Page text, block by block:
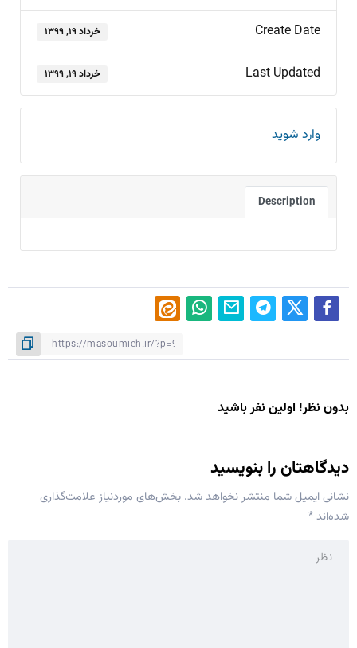
Create Date خرداد ۱۹, ۱۳۹۹
Last Updated خرداد ۱۹, ۱۳۹۹
وارد شوید
Description
بدون نظر! اولین نفر باشید
دیدگاهتان را بنویسید
نشانی ایمیل شما منتشر نخواهد شد. بخش‌های موردنیاز علامت‌گذاری
شده‌اند*